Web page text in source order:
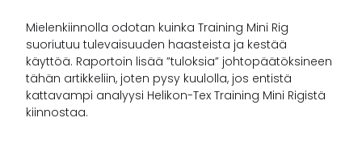
Mielenkiinnolla odotan kuinka Training Mini Rig
suoriutuu tulevaisuuden haasteista ja kestää
käyttöä. Raportoin lisää ”tuloksia” johtopäätöksineen
tähän artikkeliin, joten pysy kuulolla, jos entistä
kattavampi analyysi Helikon-Tex Training Mini Rigistä
kiinnostaa.